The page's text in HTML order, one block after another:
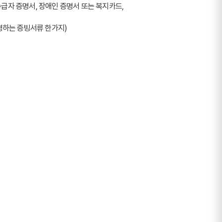
자 증명서, 장애인 증명서 또는 복지카드,
는 증빙서류 한가지)